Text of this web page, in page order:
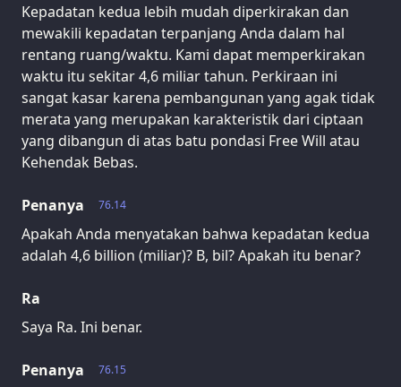
Kepadatan kedua lebih mudah diperkirakan dan
mewakili kepadatan terpanjang Anda dalam hal
rentang ruang/waktu. Kami dapat memperkirakan
waktu itu sekitar 4,6 miliar tahun. Perkiraan ini
sangat kasar karena pembangunan yang agak tidak
merata yang merupakan karakteristik dari ciptaan
yang dibangun di atas batu pondasi Free Will atau
Kehendak Bebas.
76.14
Penanya
Apakah Anda menyatakan bahwa kepadatan kedua
adalah 4,6 billion (miliar)? B, bil? Apakah itu benar?
Ra
Saya Ra. Ini benar.
76.15
Penanya